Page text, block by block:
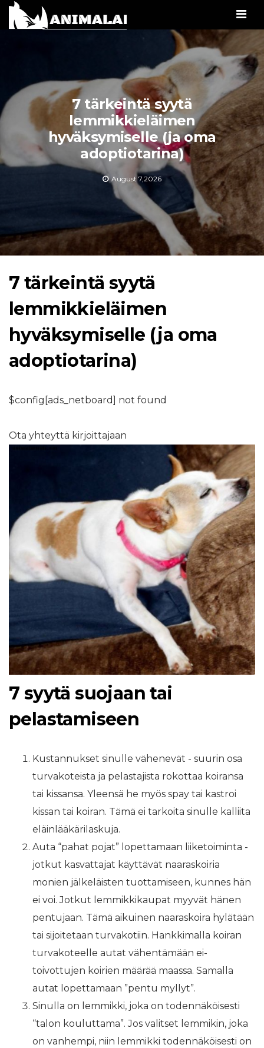
7 tärkeintä syytä
lemmikkieläimen
hyväksymiselle (ja oma
adoptiotarina)
August 7,2026
7 tärkeintä syytä
lemmikkieläimen
hyväksymiselle (ja oma
adoptiotarina)
$config[ads_netboard] not found
Ota yhteyttä kirjoittajaan
7 syytä suojaan tai
pelastamiseen
Kustannukset sinulle vähenevät - suurin osa
turvakoteista ja pelastajista rokottaa koiransa
tai kissansa. Yleensä he myös spay tai kastroi
kissan tai koiran. Tämä ei tarkoita sinulle kalliita
eläinlääkärilaskuja.
Auta “pahat pojat” lopettamaan liiketoiminta -
jotkut kasvattajat käyttävät naaraskoiria
monien jälkeläisten tuottamiseen, kunnes hän
ei voi. Jotkut lemmikkikaupat myyvät hänen
pentujaan. Tämä aikuinen naaraskoira hylätään
tai sijoitetaan turvakotiin. Hankkimalla koiran
turvakoteelle autat vähentämään ei-
toivottujen koirien määrää maassa. Samalla
autat lopettamaan ”pentu myllyt”.
Sinulla on lemmikki, joka on todennäköisesti
“talon kouluttama”. Jos valitset lemmikin, joka
on vanhempi, niin lemmikki todennäköisesti on